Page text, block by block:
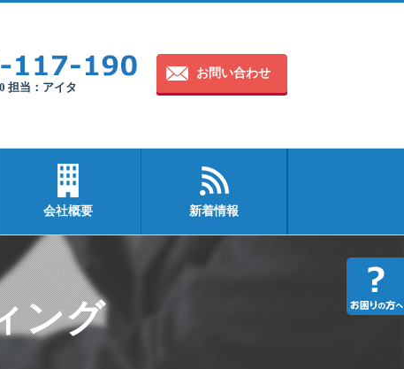
担当：アイタ
お問い合わせ
会社概要 新着情報
ング